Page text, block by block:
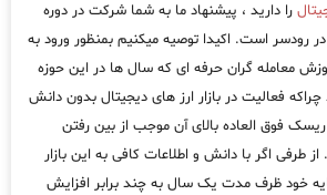
را دارید ، پیشنهاد ما به شما شرکت در دوره
رودسر است. اکیدا توصیه میکنیم بمنظور ورود به
معامله گران حرفه ای که سال ها در این حوزه
چراکه فعالیت در بازار ارز های دیجیتال بدون دانش
فوق العاده بالای آن موجب از بین رفتن
طرفی اگر با دانش و اطلاعات کافی به این بازار
خود ظرف مدت یک سال به چند برابر افزایش